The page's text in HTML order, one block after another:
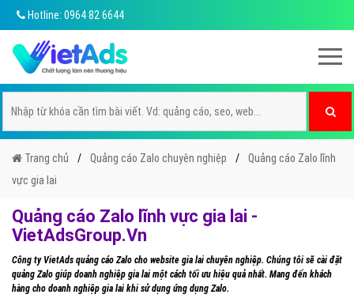
Hotline: 0964 82 6644
Trang chủ Quảng cáo Zalo chuyên nghiệp
Quảng cáo Zalo lĩnh
vực gia lai
Quảng cáo Zalo lĩnh vực gia lai -
VietAdsGroup.Vn
Công ty VietAds quảng cáo Zalo cho website gia lai chuyên nghiệp. Chúng tôi sẽ cài đặt
quảng Zalo giúp doanh nghiệp gia lai một cách tối ưu hiệu quả nhất. Mang đến khách
hàng cho doanh nghiệp gia lai khi sử dụng ứng dụng Zalo.